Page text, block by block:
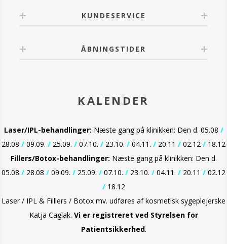
KUNDESERVICE
ÅBNINGSTIDER
KALENDER
Laser/IPL-behandlinger: Næste gang på klinikken: Den d. 05.08 /
28.08 / 09.09. / 25.09. / 07.10. / 23.10. / 04.11. / 20.11 / 02.12 / 18.12
Fillers/Botox-behandlinger: Næste gang på klinikken: Den d.
05.08 / 28.08 / 09.09. / 25.09. / 07.10. / 23.10. / 04.11. / 20.11 / 02.12
/18.12
Laser / IPL & Filllers / Botox mv. udføres af kosmetisk sygeplejerske
Katja Caglak. Vi er registreret ved Styrelsen for
Patientsikkerhed.